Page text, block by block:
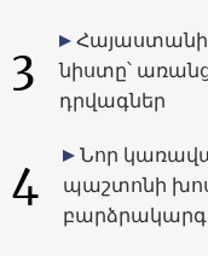
3
Հայաստանի
նիստը՝
դրվագներ
4
Նոր
պաշտոնի